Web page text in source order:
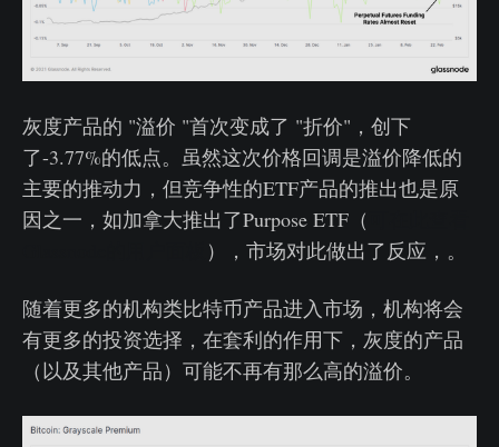
灰度产品的 "溢价 "首次变成了 "折价"，创下
了-3.77%的低点。虽然这次价格回调是溢价降低的
主要的推动力，但竞争性的ETF产品的推出也是原
因之一，如加拿大推出了Purpose ETF（
），市场对此做出了反应，。
随着更多的机构类比特币产品进入市场，机构将会
有更多的投资选择，在套利的作用下，灰度的产品
（以及其他产品）可能不再有那么高的溢价。